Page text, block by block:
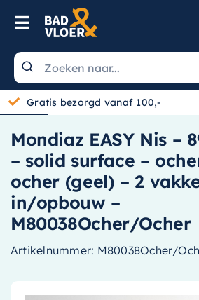
Skip to content
Toggle Navigation
Wastafels
Spiegels
Kranen
Douche
Badkamermeubels
Gratis bezorgd vanaf 100,-
Mondiaz EASY Nis –
– solid surface –
ocher (geel) – 2
in/opbouw –
M80038Ocher/Ocher
Artikelnummer: M80038Ocher/